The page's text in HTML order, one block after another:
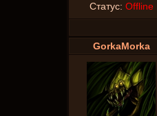
Статус: Offline
GorkaMorka